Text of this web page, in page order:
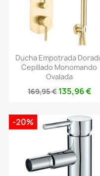
Ducha Empotrada
Cepillado Monomando
Ovalada
169,95 € 135,96 €
-20%